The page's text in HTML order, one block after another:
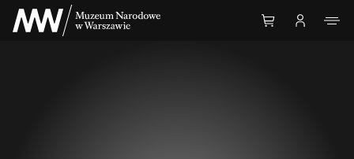
Przejdź do Treści